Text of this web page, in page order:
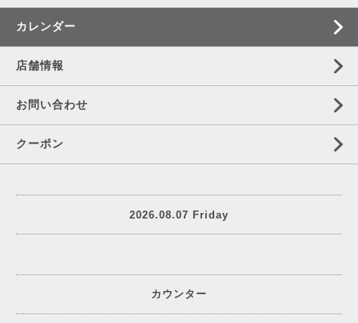
カレンダー
店舗情報
お問い合わせ
クーポン
2026.08.07 Friday
カウンター